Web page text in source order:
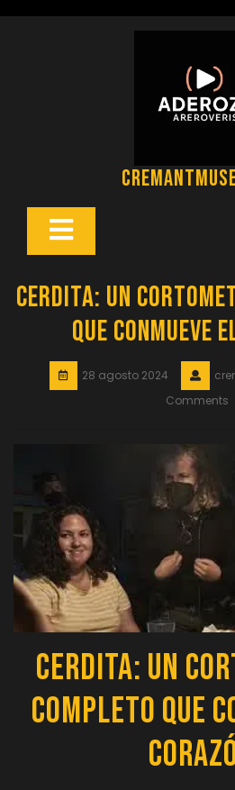
Botón
Cerdita: Un
que Conmueve
28 agosto 2024
Comments
Cerdita: Un
Completo que